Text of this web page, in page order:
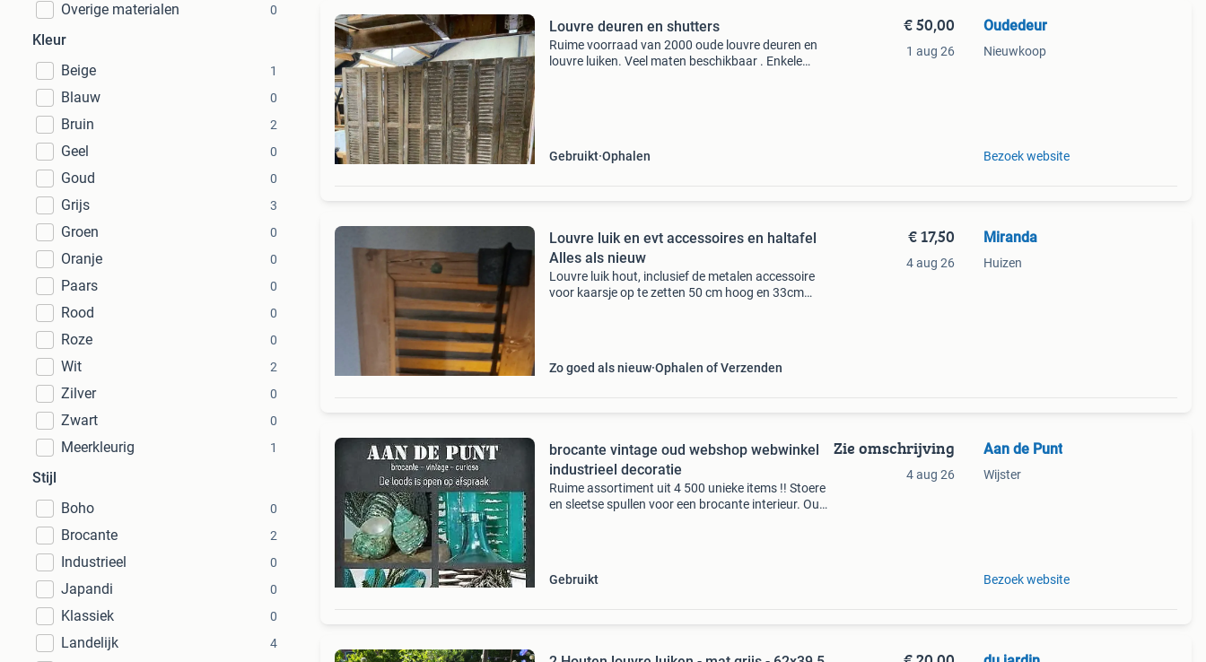
Overige materialen 0
Kleur
Beige
1
Blauw 0
Bruin 2
Geel 0
Goud 0
Grijs 3
Groen 0
Oranje 0
Paars 0
Rood 0
Roze 0
Wit 2
Zilver 0
Zwart 0
Meerkleurig 1
Stijl
Boho
0
Brocante 2
Industrieel 0
Japandi 0
Klassiek 0
Landelijk 4
Louvre deuren en shutters
Ruime voorraad van 2000 oude louvre deuren en
louvre luiken. Veel maten beschikbaar . Enkele
Gebruikt Ophalen
€ 50,00
1 aug 26
Oudedeur
Nieuwkoop
Bezoek website
Louvre luik en evt accessoires en haltafel
Alles als nieuw
Louvre luik hout, inclusief de metalen accessoire
voor kaarsje op te zetten 50 cm hoog en 33cm
Zo goed als nieuw Ophalen of Verzenden
€ 17,50
4 aug 26
Miranda
Huizen
brocante vintage oud webshop webwinkel
industrieel decoratie
Ruime assortiment uit 4 500 unieke items !! Stoere
en sleetse spullen voor een brocante interieur. Oude
Gebruikt
Zie omschrijving
4 aug 26
Aan de Punt
Wijster
Bezoek website